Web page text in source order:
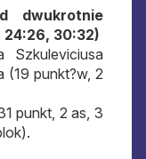
dwukrotnie
24:26, 30:32)
Szkuleviciusa
(19 punkt?w, 2
punkt, 2 as, 3